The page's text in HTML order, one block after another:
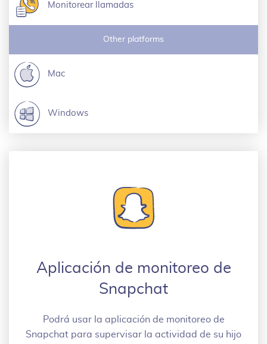
Monitorear llamadas
Other platforms
Mac
Windows
Aplicación de monitoreo de
Snapchat
Podrá usar la aplicación de monitoreo de
Snapchat para supervisar la actividad de su hijo